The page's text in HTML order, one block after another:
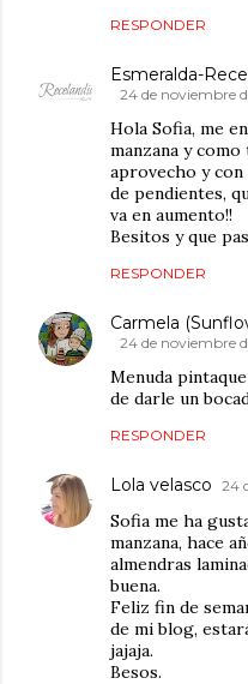
RESPONDER
Esmeralda-
24 de noviembre
Hola Sofia, me
manzana y
aprovecho y
de pendientes,
va en aumento!!
Besitos y que
RESPONDER
Carmela
24 de noviembre
Menuda
de darle un
RESPONDER
Lola velasco 24
Sofia me ha
manzana, hace
almendras
buena.
Feliz fin de
de mi blog,
jajaja.
Besos.